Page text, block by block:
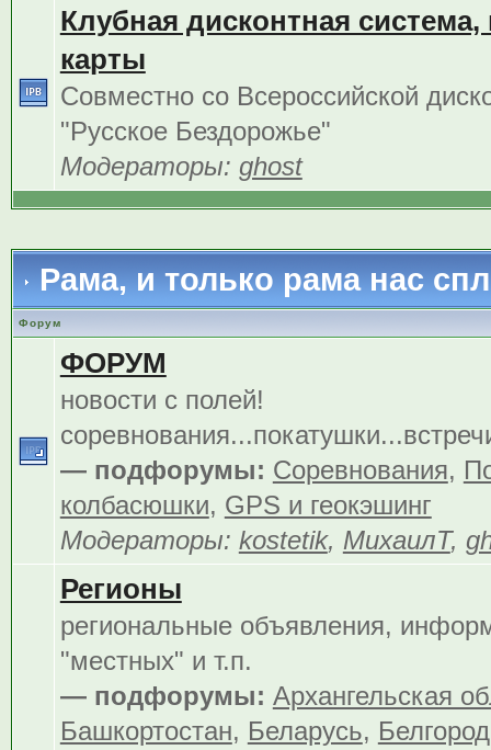
Клубная дисконтная
карты
Совместно со Всероссийской
"Русское Бездорожье"
Модераторы: ghost
Рама, и только рама нас
Форум
ФОРУМ
новости с полей!
— подфорумы: Соревнования,
колбасюшки, GPS и геокэшинг
Модераторы: kostetik, МихаилТ,
Регионы
региональные объявления,
"местных" и т.п.
— подфорумы: Архангельская
Башкортостан, Беларусь,